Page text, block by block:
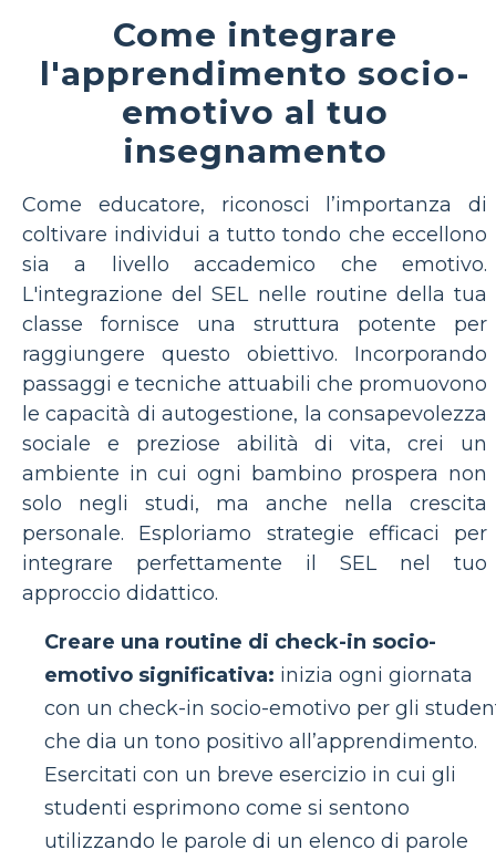
Come integrare
l'apprendimento socio-
emotivo al tuo
insegnamento
Come educatore, riconosci l’importanza di
coltivare individui a tutto tondo che eccellono
sia a livello accademico che emotivo.
L'integrazione del SEL nelle routine della tua
classe fornisce una struttura potente per
raggiungere questo obiettivo. Incorporando
passaggi e tecniche attuabili che promuovono
le capacità di autogestione, la consapevolezza
sociale e preziose abilità di vita, crei un
ambiente in cui ogni bambino prospera non
solo negli studi, ma anche nella crescita
personale. Esploriamo strategie efficaci per
integrare perfettamente il SEL nel tuo
approccio didattico.
Creare una routine di check-in socio-
emotivo significativa: inizia ogni giornata
con un check-in socio-emotivo per gli
che dia un tono positivo all’apprendimento.
Esercitati con un breve esercizio in cui gli
studenti esprimono come si sentono
utilizzando le parole di un elenco di parole